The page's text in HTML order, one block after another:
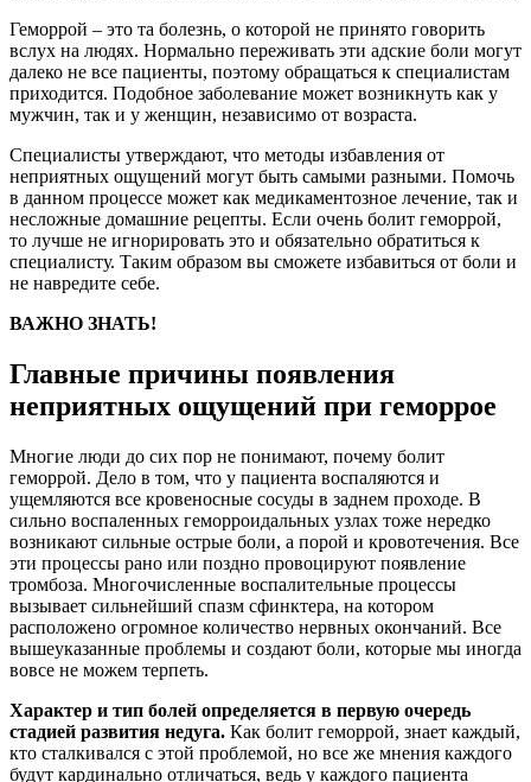
Геморрой – это та болезнь, о которой не принято говорить
вслух на людях. Нормально переживать эти адские боли могут
далеко не все пациенты, поэтому обращаться к специалистам
приходится. Подобное заболевание может возникнуть как у
мужчин, так и у женщин, независимо от возраста.
Специалисты утверждают, что методы избавления от
неприятных ощущений могут быть самыми разными. Помочь
в данном процессе может как медикаментозное лечение, так и
несложные домашние рецепты. Если очень болит геморрой,
то лучше не игнорировать это и обязательно обратиться к
специалисту. Таким образом вы сможете избавиться от боли и
не навредите себе.
ВАЖНО ЗНАТЬ!
Главные причины появления
неприятных ощущений при геморрое
Многие люди до сих пор не понимают, почему болит
геморрой. Дело в том, что у пациента воспаляются и
ущемляются все кровеносные сосуды в заднем проходе. В
сильно воспаленных геморроидальных узлах тоже нередко
возникают сильные острые боли, а порой и кровотечения. Все
эти процессы рано или поздно провоцируют появление
тромбоза. Многочисленные воспалительные процессы
вызывает сильнейший спазм сфинктера, на котором
расположено огромное количество нервных окончаний. Все
вышеуказанные проблемы и создают боли, которые мы иногда
вовсе не можем терпеть.
Характер и тип болей определяется в первую очередь
стадией развития недуга. Как болит геморрой, знает каждый,
кто сталкивался с этой проблемой, но все же мнения каждого
будут кардинально отличаться, ведь у каждого пациента